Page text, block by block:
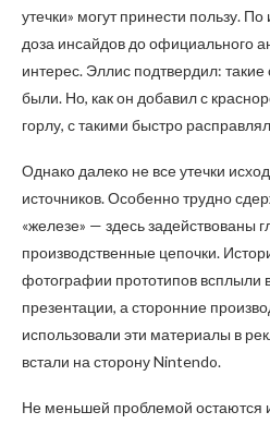
утечки» могут принести пользу.
доза инсайдов до официального
интерес. Эллис подтвердил: такие
были. Но, как он добавил с
горлу, с такими быстро
Однако далеко не все утечки
источников. Особенно трудно
«железе» — здесь задействованы
производственные цепочки.
фотографии прототипов всплыли
презентации, а сторонние
использовали эти материалы в
встали на сторону Nintendo.
Не меньшей проблемой остаются